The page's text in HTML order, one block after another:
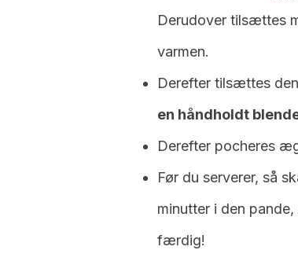
Derudover tilsættes
varmen.
Derefter tilsættes
en håndholdt
Derefter pocheres
Før du serverer, så
minutter i den
færdig!